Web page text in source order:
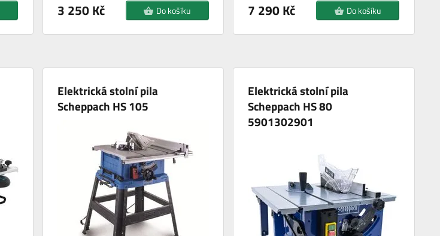
3 250 Kč Do košíku 7 290 Kč Do košíku
Elektrická stolní pila
Scheppach HS 105
Elektrická stolní pila
Scheppach HS 80
5901302901